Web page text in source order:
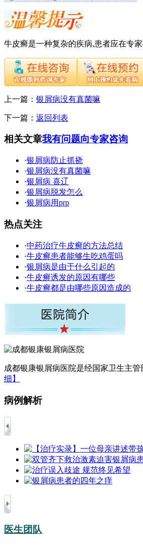
牛皮癣是一种复杂的疾病,患者应在专
上一篇： 银屑病没有真菌嘛
下一篇： 返回列表
相关文章我有问题向专家咨询
·银屑病防止抓挠
·银屑病没有真菌嘛
·银屑病 喜辽
·银屑病脱发怎么
·银屑病用prp
热点关注
·中药治疗牛皮癣的方法总结
·牛皮癣患者能够生吃鸡蛋吗
·银屑病是由于什么引起的
·牛皮癣诱发的原因有哪些
·牛皮癣都是由哪些原因造成的
成都银康银屑病医院是经国家卫生主
细】
病例解析
医生团队